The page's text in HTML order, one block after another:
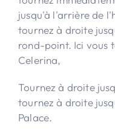
jusqu'à l'arrière de
tournez à droite
rond-point. Ici vous
Celerina,
Tournez à droite
tournez à droite
Palace.